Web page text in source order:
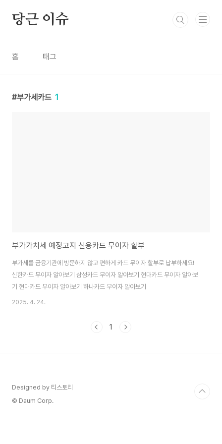
당근 이슈
홈 태그
부가세카드 1
부가가치세 예정고지 신용카드 무이자 할부
부가세를 금융기관에 방문하지 않고 편하게 카드 무이자 할부로 납부하세요!
신한카드 무이자 알아보기 삼성카드 무이자 알아보기 현대카드 무이자 알아보
기 현대카드 무이자 알아보기 하나카드 무이자 알아보기
2025. 4. 24.
1
Designed by 티스토리
© Daum Corp.